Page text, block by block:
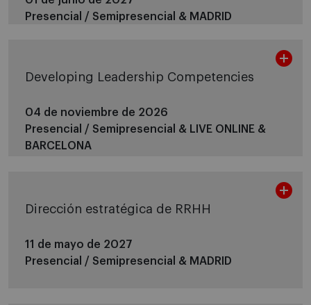
Presencial / Semipresencial & MADRID
Developing Leadership Competencies
04 de noviembre de 2026
Presencial / Semipresencial & LIVE ONLINE &
BARCELONA
Dirección estratégica de RRHH
11 de mayo de 2027
Presencial / Semipresencial & MADRID